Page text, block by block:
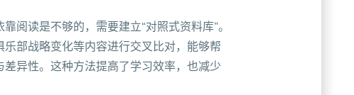
阅读是不够的，需要建立“对照式资料库”。
部战略变化等内容进行交叉比对，能够帮
异性。这种方法提高了学习效率，也减少